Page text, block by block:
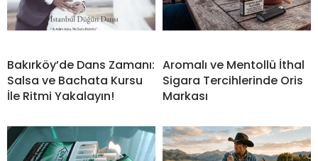
Bakırköy’de Dans Zamanı:
Salsa ve Bachata Kursu
İle Ritmi Yakalayın!
Aromalı ve Mentollü İthal
Sigara Tercihlerinde Oris
Markası